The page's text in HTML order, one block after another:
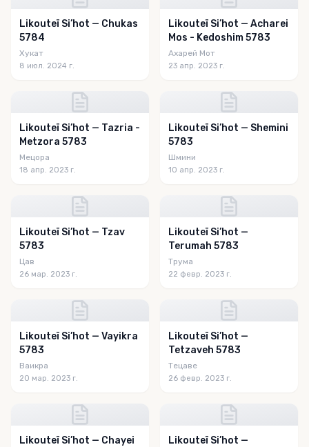
Likouteï Si’hot — Chukas
5784
Хукат
8 июл. 2024 г.
Likouteï Si’hot — Acharei
Mos - Kedoshim 5783
Ахарей Мот
23 апр. 2023 г.
Likouteï Si’hot — Tazria -
Metzora 5783
Мецора
18 апр. 2023 г.
Likouteï Si’hot — Shemini
5783
Шмини
10 апр. 2023 г.
Likouteï Si’hot — Tzav
5783
Цав
26 мар. 2023 г.
Likouteï Si’hot —
Terumah 5783
Трума
22 февр. 2023 г.
Likouteï Si’hot — Vayikra
5783
Ваикра
20 мар. 2023 г.
Likouteï Si’hot —
Tetzaveh 5783
Тецаве
26 февр. 2023 г.
Likouteï Si’hot — Chayei
Likouteï Si’hot —